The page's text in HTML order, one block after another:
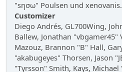
"sησω" Poulsen und xenovanis.
Customizer
Diego Andrés, GL700Wing,
Ballew, Jonathan "vbgamer45"
Mazouz, Brannon "B" Hall,
"akabugeyes" Thorsen, Jason
"Tyrsson" Smith, Kays,